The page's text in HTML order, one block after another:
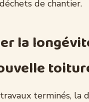
de chantier.
la
terminés, la